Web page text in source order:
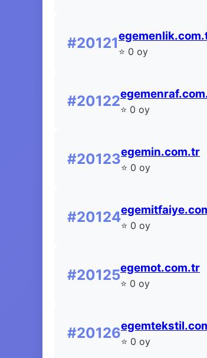
#20121 ⭐ 0 oy
#20122⭐ 0 oy
#20123egemin.com.tr
⭐ 0 oy
#20124⭐ 0 oy
#20125egemot.com.tr
⭐ 0 oy
#20126⭐ 0 oy